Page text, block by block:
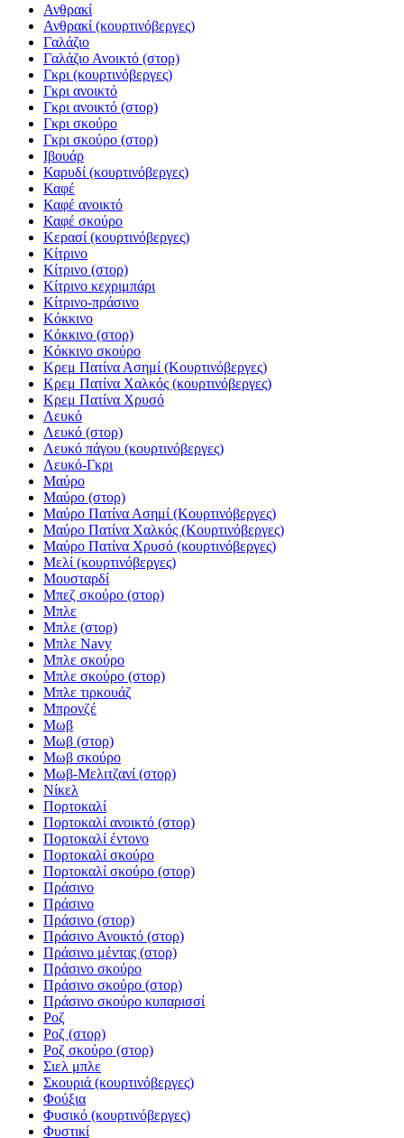
Ανθρακί
Ανθρακί (κουρτινόβεργες)
Γαλάζιο
Γαλάζιο Ανοικτό (στορ)
Γκρι (κουρτινόβεργες)
Γκρι ανοικτό
Γκρι ανοικτό (στορ)
Γκρι σκούρο
Γκρι σκούρο (στορ)
Ιβουάρ
Καρυδί (κουρτινόβεργες)
Καφέ
Καφέ ανοικτό
Καφέ σκούρο
Κερασί (κουρτινόβεργες)
Κίτρινο
Κίτρινο (στορ)
Κίτρινο κεχριμπάρι
Κίτρινο-πράσινο
Κόκκινο
Κόκκινο (στορ)
Κόκκινο σκούρο
Κρεμ Πατίνα Ασημί (Κουρτινόβεργες)
Κρεμ Πατίνα Χαλκός (κουρτινόβεργες)
Κρεμ Πατίνα Χρυσό
Λευκό
Λευκό (στορ)
Λευκό πάγου (κουρτινόβεργες)
Λευκό-Γκρι
Μαύρο
Μαύρο (στορ)
Μαύρο Πατίνα Ασημί (Κουρτινόβεργες)
Μαύρο Πατίνα Χαλκός (Κουρτινόβεργες)
Μαύρο Πατίνα Χρυσό (κουρτινόβεργες)
Μελί (κουρτινόβεργες)
Μουσταρδί
Μπεζ σκούρο (στορ)
Μπλε
Μπλε (στορ)
Μπλε Navy
Μπλε σκούρο
Μπλε σκούρο (στορ)
Μπλε τιρκουάζ
Μπρονζέ
Μωβ
Μωβ (στορ)
Μωβ σκούρο
Μωβ-Μελιτζανί (στορ)
Νίκελ
Πορτοκαλί
Πορτοκαλί ανοικτό (στορ)
Πορτοκαλί έντονο
Πορτοκαλί σκούρο
Πορτοκαλί σκούρο (στορ)
Πράσινο
Πράσινο
Πράσινο (στορ)
Πράσινο Ανοικτό (στορ)
Πράσινο μέντας (στορ)
Πράσινο σκούρο
Πράσινο σκούρο (στορ)
Πράσινο σκούρο κυπαρισσί
Ροζ
Ροζ (στορ)
Ροζ σκούρο (στορ)
Σιελ μπλε
Σκουριά (κουρτινόβεργες)
Φούξια
Φυσικό (κουρτινόβεργες)
Φυστικί